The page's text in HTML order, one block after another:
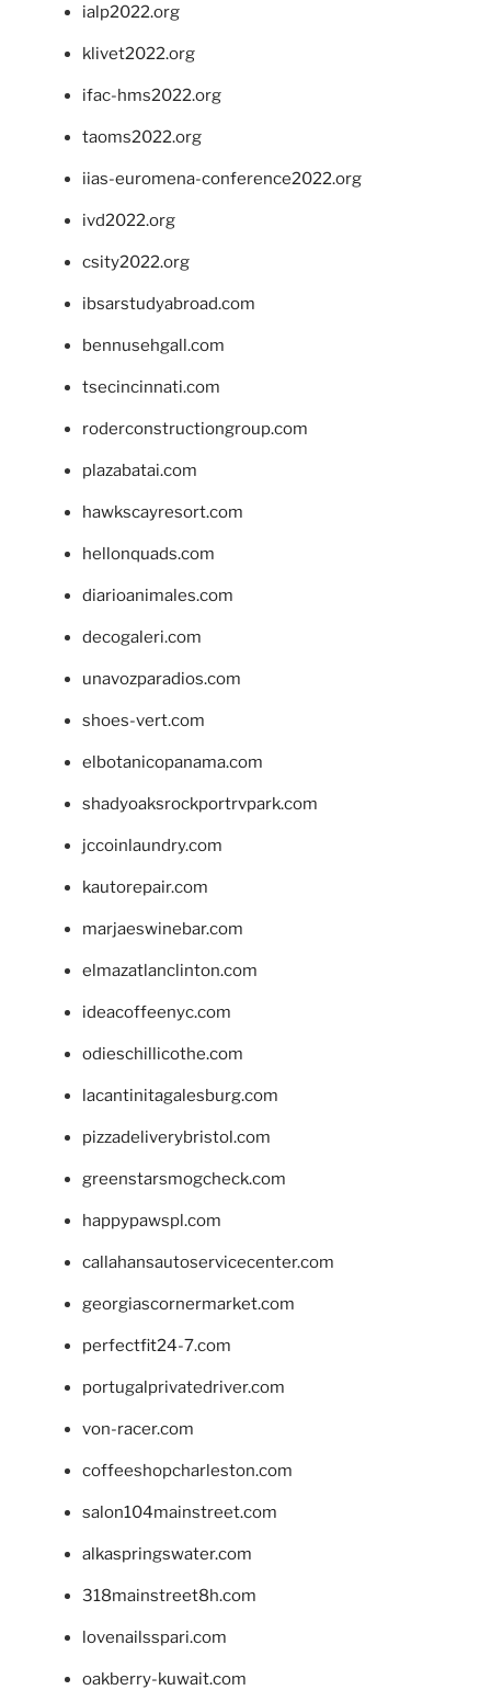
ialp2022.org
klivet2022.org
ifac-hms2022.org
taoms2022.org
iias-euromena-conference2022.org
ivd2022.org
csity2022.org
ibsarstudyabroad.com
bennusehgall.com
tsecincinnati.com
roderconstructiongroup.com
plazabatai.com
hawkscayresort.com
hellonquads.com
diarioanimales.com
decogaleri.com
unavozparadios.com
shoes-vert.com
elbotanicopanama.com
shadyoaksrockportrvpark.com
jccoinlaundry.com
kautorepair.com
marjaeswinebar.com
elmazatlanclinton.com
ideacoffeenyc.com
odieschillicothe.com
lacantinitagalesburg.com
pizzadeliverybristol.com
greenstarsmogcheck.com
happypawspl.com
callahansautoservicecenter.com
georgiascornermarket.com
perfectfit24-7.com
portugalprivatedriver.com
von-racer.com
coffeeshopcharleston.com
salon104mainstreet.com
alkaspringswater.com
318mainstreet8h.com
lovenailsspari.com
oakberry-kuwait.com